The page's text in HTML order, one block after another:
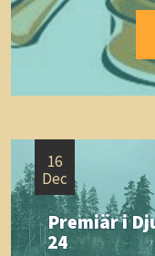
16
Dec
Premiär i
24